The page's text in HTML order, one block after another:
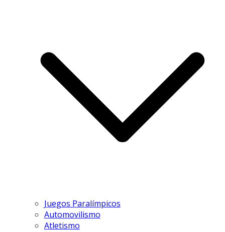
Juegos Paralímpicos
Automovilismo
Atletismo